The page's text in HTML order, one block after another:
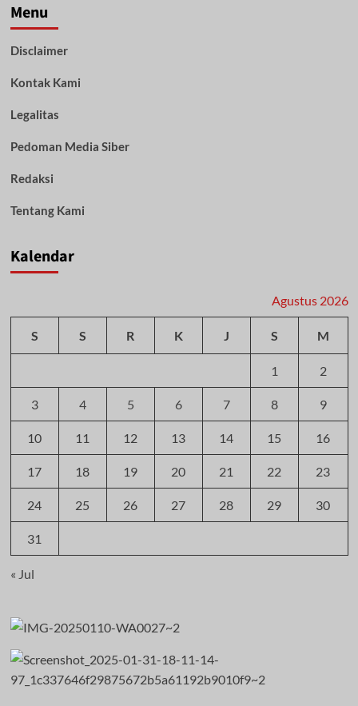
dan
Menu
Disclaimer
Kontak Kami
Legalitas
Pedoman Media Siber
Redaksi
Tentang Kami
Kalendar
Agustus 2026
S S R K J S M
1 2
3 4 5 6 7 8 9
10 11 12 13 14 15 16
17 18 19 20 21 22 23
24 25 26 27 28 29 30
31
« Jul